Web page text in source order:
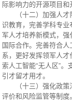
际影响力的开源项目和
（十二）加强人
识教育，完善学科专
军人才培养新模式，
国际合作。完善符合
系，更好发挥领军人
索人工智能“无人区”
引才留才用才。
（十三）强化政
评价和风险监管等制